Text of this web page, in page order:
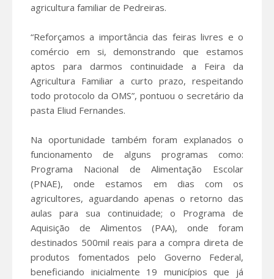
agricultura familiar de Pedreiras.
“Reforçamos a importância das feiras livres e o
comércio em si, demonstrando que estamos
aptos para darmos continuidade a Feira da
Agricultura Familiar a curto prazo, respeitando
todo protocolo da OMS”, pontuou o secretário da
pasta Eliud Fernandes.
Na oportunidade também foram explanados o
funcionamento de alguns programas como:
Programa Nacional de Alimentação Escolar
(PNAE), onde estamos em dias com os
agricultores, aguardando apenas o retorno das
aulas para sua continuidade; o Programa de
Aquisição de Alimentos (PAA), onde foram
destinados 500mil reais para a compra direta de
produtos fomentados pelo Governo Federal,
beneficiando inicialmente 19 municípios que já